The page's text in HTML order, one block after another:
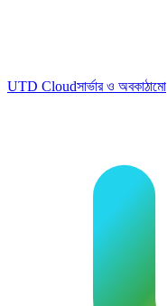
UTD Cloudসার্ভার ও অবকাঠামো